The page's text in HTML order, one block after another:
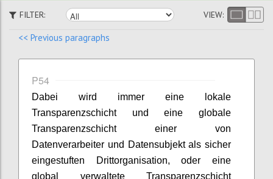
FILTER: VIEW:
<< Previous paragraphs
P54
Dabei wird immer eine lokale
Transparenzschicht und eine globale
Transparenzschicht einer von
Datenverarbeiter und Datensubjekt als sicher
eingestuften Drittorganisation, oder eine
global verwaltete Transparenzschicht